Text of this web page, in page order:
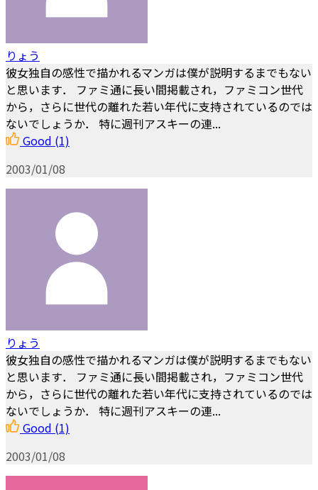
りょう
彼女独自の感性で描かれるマンガは僕が説明するまでもない
と思います． ファミ通に長い間掲載され，ファミコン世代
から，さらに世代の離れた若い年代に支持されているのでは
ないでしょうか． 特に週刊アスキーの連...
Good (1)
2003/01/08
りょう
彼女独自の感性で描かれるマンガは僕が説明するまでもない
と思います． ファミ通に長い間掲載され，ファミコン世代
から，さらに世代の離れた若い年代に支持されているのでは
ないでしょうか． 特に週刊アスキーの連...
Good (1)
2003/01/08